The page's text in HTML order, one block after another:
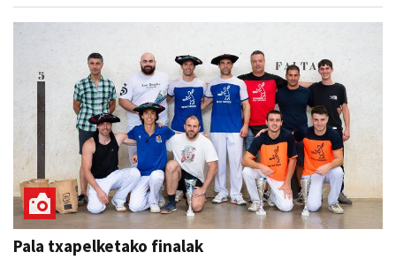
Pala txapelketako finalak